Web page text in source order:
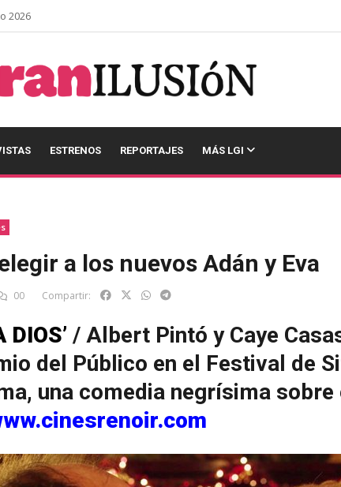
2026
ESTRENOS REPORTAJES MÁS LGI
a los nuevos Adán y Eva
00 Compartir:
DIOS’ / Albert Pintó y Caye
del Público en el Festival de
una comedia negrísima sobre